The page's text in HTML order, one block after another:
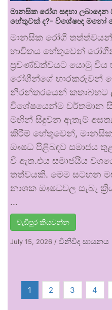
මානසික රෝග සඳහා
හේතුවක් ද?- විශේෂඥ මනෝ
මානසික රෝගී තත්ත්වයන්
භාවිතය හේතුවෙන්
ප්‍රචණ්ඩත්වයට යොමු විය
රෝගීන්ගේ භාරකරුවන්
නිරන්තරයෙන් කතාබහට
විශේෂයෙන්ම වර්තමාන
මඟින් සිදුවන ඇතැම්
කිරීම් හේතුවෙන්, මානසික
ඖෂධ පිළිබඳව සමාජය
වී ඇත.එය සමාජයීය
තත්වයකි. මෙම සටහන
නාශක ඖෂධවල සැබෑ
…
වැඩිපුර කියවන්න
July 15, 2026 / විනිවිද සායනය
1 2 3 4